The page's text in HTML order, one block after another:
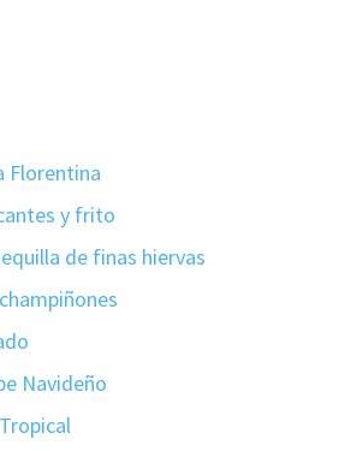
Florentina
y frito
de finas hiervas
Navideño